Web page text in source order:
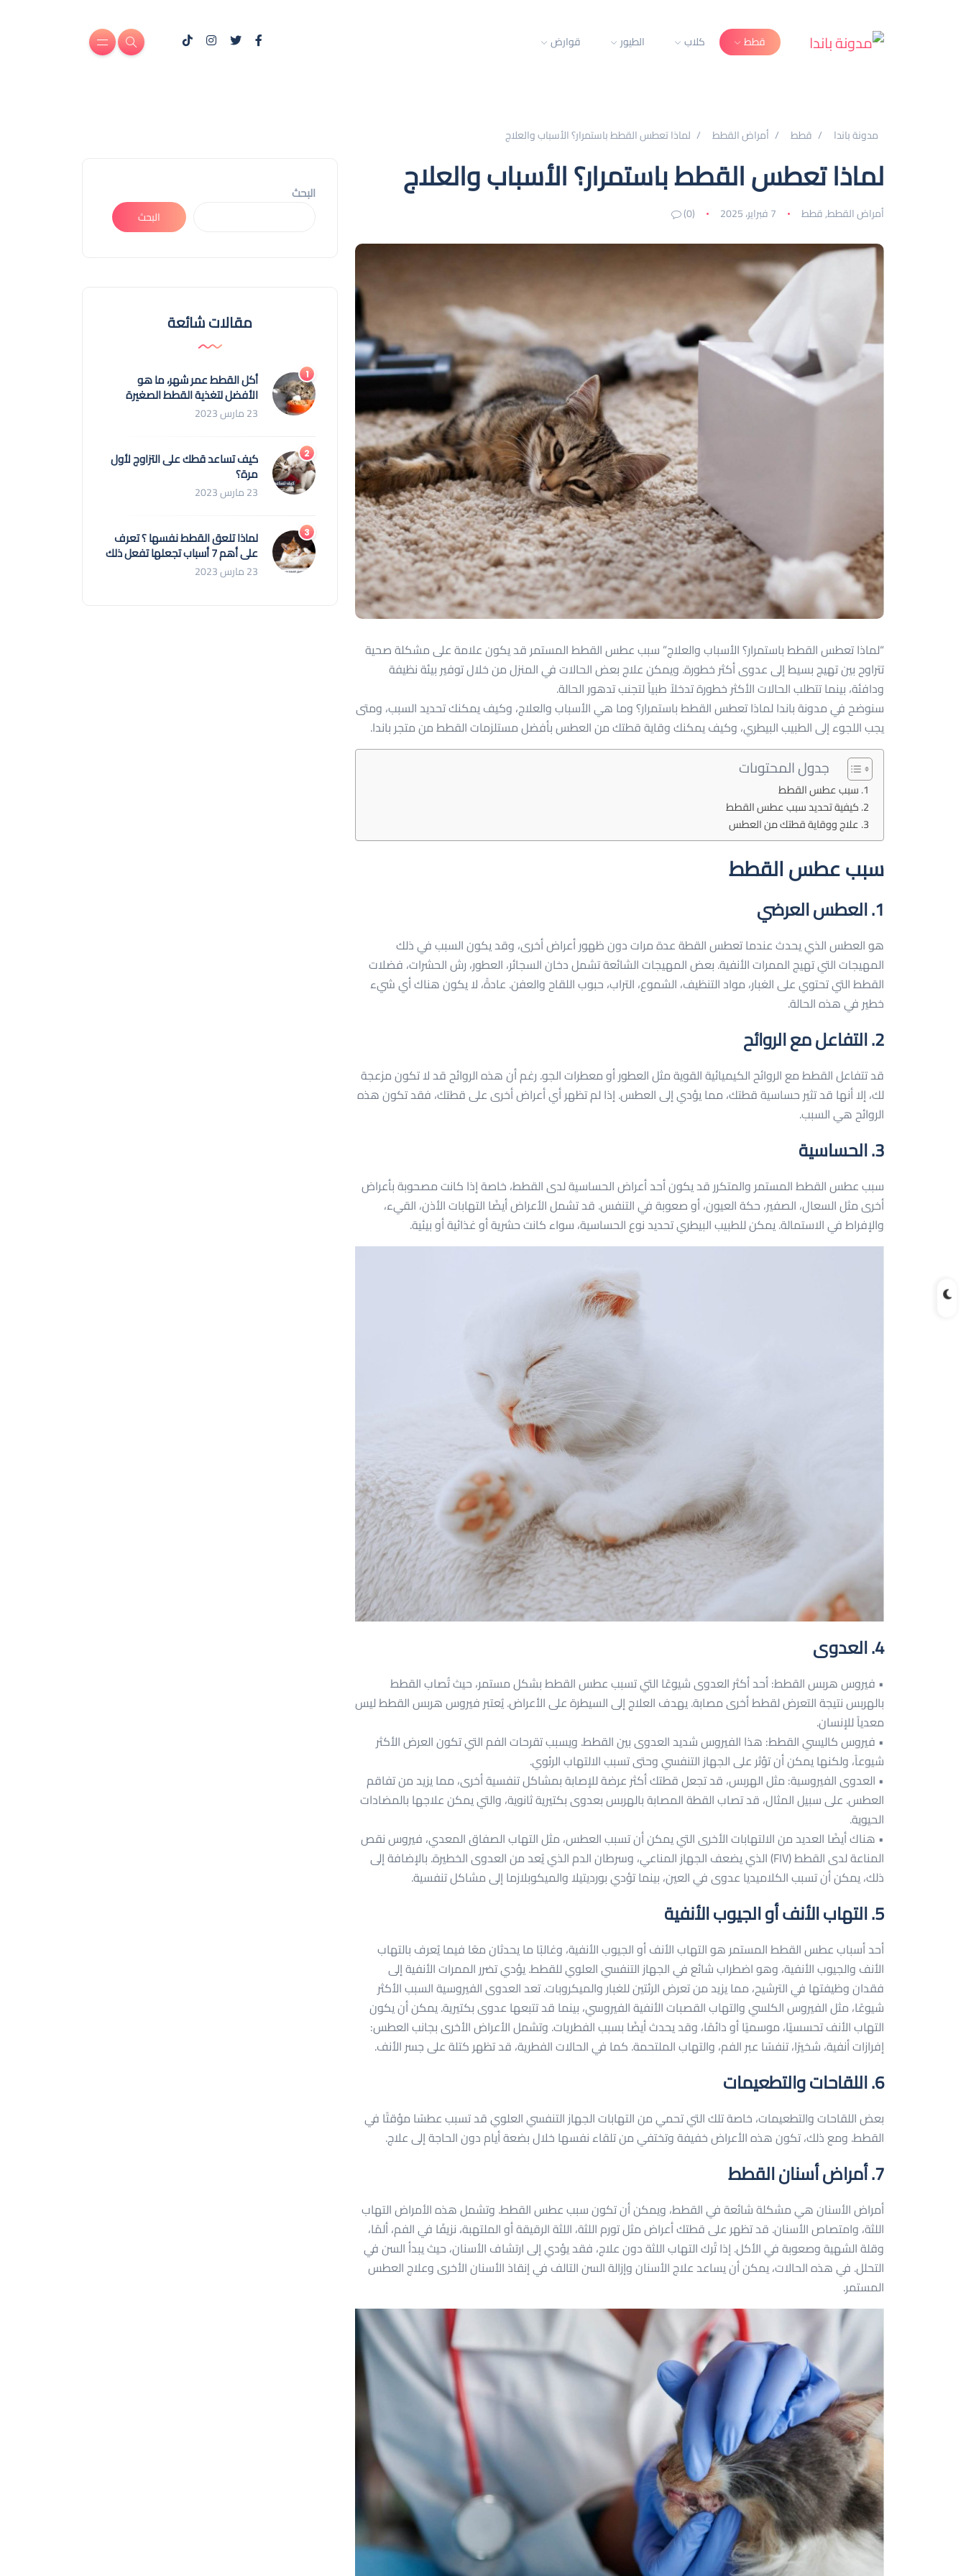
قطط كلاب الطيور قوارض
مدونة باندا قطط أمراض القطط لماذا تعطس القطط باستمرار؟ الأسباب والعلاج
لماذا تعطس القطط باستمرار؟ الأسباب والعلاج
أمراض القطط,قطط 7 فبراير، 2025 (0)
“لماذا تعطس القطط باستمرار؟ الأسباب والعلاج” سبب عطس القطط المستمر قد يكون علامة على مشكلة صحية
تتراوح بين تهيج بسيط إلى عدوى أكثر خطورة. ويمكن علاج بعض الحالات في المنزل من خلال توفير بيئة نظيفة
ودافئة، بينما تتطلب الحالات الأكثر خطورة تدخلاً طبياً لتجنب تدهور الحالة.
سنوضح في مدونة باندا لماذا تعطس القطط باستمرار؟ وما هي الأسباب والعلاج، وكيف يمكنك تحديد السبب، ومتى
يجب اللجوء إلى الطبيب البيطري، وكيف يمكنك وقاية قطتك من العطس بأفضل مستلزمات القطط من متجر باندا.
جدول المحتوىات
سبب عطس القطط
كيفية تحديد سبب عطس القطط
علاج ووقاية قطتك من العطس
سبب عطس القطط
1. العطس العرضي
هو العطس الذي يحدث عندما تعطس القطة عدة مرات دون ظهور أعراض أخرى، وقد يكون السبب في ذلك
المهيجات التي تهيج الممرات الأنفية. بعض المهيجات الشائعة تشمل دخان السجائر، العطور، رش الحشرات، فضلات
القطط التي تحتوي على الغبار، مواد التنظيف، الشموع، التراب، حبوب اللقاح والعفن. عادةً، لا يكون هناك أي شيء
خطير في هذه الحالة.
2. التفاعل مع الروائح
قد تتفاعل القطط مع الروائح الكيميائية القوية مثل العطور أو معطرات الجو. رغم أن هذه الروائح قد لا تكون مزعجة
لك، إلا أنها قد تثير حساسية قطتك، مما يؤدي إلى العطس. إذا لم تظهر أي أعراض أخرى على قطتك، فقد تكون هذه
الروائح هي السبب.
3. الحساسية
سبب عطس القطط المستمر والمتكرر قد يكون أحد أعراض الحساسية لدى القطط، خاصة إذا كانت مصحوبة بأعراض
أخرى مثل السعال، الصفير، حكة العيون، أو صعوبة في التنفس. قد تشمل الأعراض أيضًا التهابات الأذن، القيء،
والإفراط في الاستمالة. يمكن للطبيب البيطري تحديد نوع الحساسية، سواء كانت حشرية أو غذائية أو بيئية.
4. العدوى
• فيروس هربس القطط: أحد أكثر العدوى شيوعًا التي تسبب عطس القطط بشكل مستمر، حيث تُصاب القطط
بالهربس نتيجة التعرض لقطط أخرى مصابة. يهدف العلاج إلى السيطرة على الأعراض. يُعتبر فيروس هربس القطط ليس
معدياً للإنسان.
• فيروس كاليسي القطط: هذا الفيروس شديد العدوى بين القطط. ويسبب تقرحات الفم التي تكون العرض الأكثر
شيوعاً، ولكنها يمكن أن تؤثر على الجهاز التنفسي وحتى تسبب الالتهاب الرئوي.
• العدوى الفيروسية: مثل الهربس، قد تجعل قطتك أكثر عرضة للإصابة بمشاكل تنفسية أخرى، مما يزيد من تفاقم
العطس. على سبيل المثال، قد تصاب القطة المصابة بالهربس بعدوى بكتيرية ثانوية، والتي يمكن علاجها بالمضادات
الحيوية.
• هناك أيضًا العديد من الالتهابات الأخرى التي يمكن أن تسبب العطس، مثل التهاب الصفاق المعدي، فيروس نقص
المناعة لدى القطط (FIV) الذي يضعف الجهاز المناعي، وسرطان الدم الذي يُعد من العدوى الخطيرة. بالإضافة إلى
ذلك، يمكن أن تسبب الكلاميديا عدوى في العين، بينما تؤدي بورديتيلا والميكوبلازما إلى مشاكل تنفسية.
5. التهاب الأنف أو الجيوب الأنفية
أحد أسباب عطس القطط المستمر هو التهاب الأنف أو الجيوب الأنفية، وغالبًا ما يحدثان معًا فيما يُعرف بالتهاب
الأنف والجيوب الأنفية، وهو اضطراب شائع في الجهاز التنفسي العلوي للقطط. يؤدي تضرر الممرات الأنفية إلى
فقدان وظيفتها في الترشيح، مما يزيد من تعرض الرئتين للغبار والميكروبات. تعد العدوى الفيروسية السبب الأكثر
شيوعًا، مثل الفيروس الكلسي والتهاب القصبات الأنفية الفيروسي، بينما قد تتبعها عدوى بكتيرية. يمكن أن يكون
التهاب الأنف تحسسيًا، موسميًا أو دائمًا، وقد يحدث أيضًا بسبب الفطريات. وتشمل الأعراض الأخرى بجانب العطس:
إفرازات أنفية، شخيرًا، تنفسًا عبر الفم، والتهاب الملتحمة. كما في الحالات الفطرية، قد تظهر كتلة على جسر الأنف.
6. اللقاحات والتطعيمات
بعض اللقاحات والتطعيمات، خاصة تلك التي تحمي من التهابات الجهاز التنفسي العلوي قد تسبب عطسًا مؤقتًا في
القطط. ومع ذلك، تكون هذه الأعراض خفيفة وتختفي من تلقاء نفسها خلال بضعة أيام دون الحاجة إلى علاج.
7. أمراض أسنان القطط
أمراض الأسنان هي مشكلة شائعة في القطط، ويمكن أن تكون سبب عطس القطط. وتشمل هذه الأمراض التهاب
اللثة، وامتصاص الأسنان. قد تظهر على قطتك أعراض مثل تورم اللثة، اللثة الرقيقة أو الملتهبة، نزيفًا في الفم، ألمًا،
وقلة الشهية وصعوبة في الأكل. إذا تُرك التهاب اللثة دون علاج، فقد يؤدي إلى ارتشاف الأسنان، حيث يبدأ السن في
التحلل. في هذه الحالات، يمكن أن يساعد علاج الأسنان وإزالة السن التالف في إنقاذ الأسنان الأخرى وعلاج العطس
المستمر.
البحث
البحث
مقالات شائعة
أكل القطط عمر شهر، ما هو
الأفضل لتغذية القطط الصغيرة
23 مارس 2023
كيف تساعد قطك على التزاوج لأول
مرة؟
23 مارس 2023
لماذا تلعق القطط نفسها ؟ تعرف
على أهم 7 أسباب تجعلها تفعل ذلك
23 مارس 2023